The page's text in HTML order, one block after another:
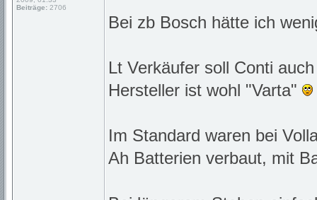
Beiträge: 2706
Bei zb Bosch hätte ich
Lt Verkäufer soll Conti
Hersteller ist wohl "Varta"
Im Standard waren bei
Ah Batterien verbaut, mit